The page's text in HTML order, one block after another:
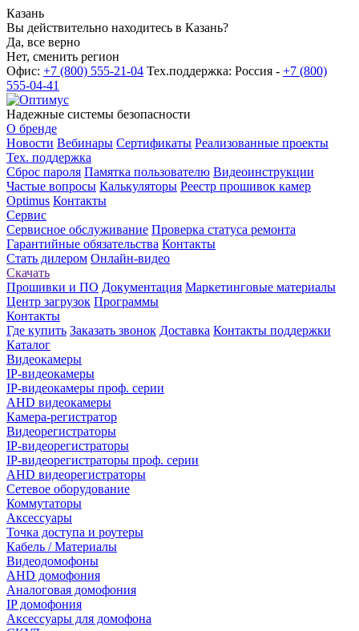
Казань
Вы действительно находитесь в Казань?
Да, все верно
Нет, сменить регион
Офис: +7 (800) 555-21-04 Тех.поддержка: Россия - +7 (800)
555-04-41
Надежные системы безопасности
О бренде
Новости Вебинары Сертификаты Реализованные проекты
Тех. поддержка
Сброс пароля Памятка пользователю Видеоинструкции
Частые вопросы Калькуляторы Реестр прошивок камер
Optimus Контакты
Сервис
Сервисное обслуживание Проверка статуса ремонта
Гарантийные обязательства Контакты
Стать дилером Онлайн-видео
Скачать
Прошивки и ПО Документация Маркетинговые материалы
Центр загрузок Программы
Контакты
Где купить Заказать звонок Доставка Контакты поддержки
Каталог
Видеокамеры
IP-видеокамеры
IP-видеокамеры проф. серии
AHD видеокамеры
Камера-регистратор
Видеорегистраторы
IP-видеорегистраторы
IP-видеорегистраторы проф. серии
AHD видеорегистраторы
Сетевое оборудование
Коммутаторы
Аксессуары
Точка доступа и роутеры
Кабель / Материалы
Видеодомофоны
AHD домофония
Аналоговая домофония
IP домофония
Аксессуары для домофона